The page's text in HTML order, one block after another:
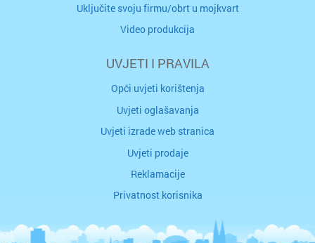
Uključite svoju firmu/obrt u mojkvart
Video produkcija
UVJETI I PRAVILA
Opći uvjeti korištenja
Uvjeti oglašavanja
Uvjeti izrade web stranica
Uvjeti prodaje
Reklamacije
Privatnost korisnika